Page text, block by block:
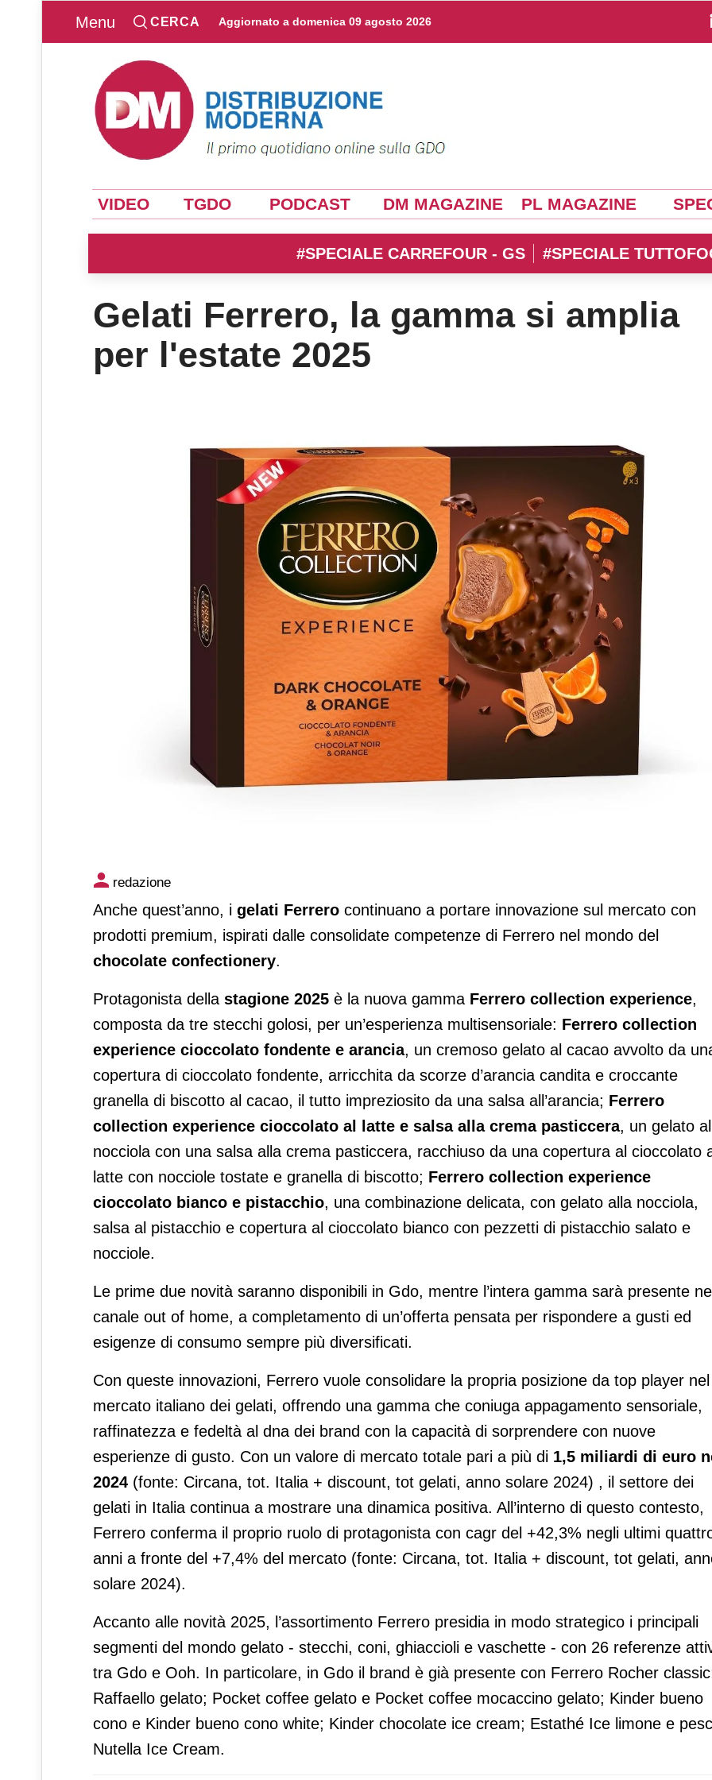
Menu CERCA Aggiornato a domenica 09 agosto 2026
VIDEO TGDO PODCAST DM MAGAZINE PL MAGAZINE
#SPECIALE CARREFOUR - GS #SPECIALE
Gelati Ferrero, la gamma si amplia
per l'estate 2025
Gelati Ferrero, la gamma si amplia per l'estate 2025
redazione
Anche quest’anno, i gelati Ferrero continuano a portare innovazione sul mercato con
prodotti premium, ispirati dalle consolidate competenze di Ferrero nel mondo del
chocolate confectionery.
Protagonista della stagione 2025 è la nuova gamma Ferrero collection experience,
composta da tre stecchi golosi, per un’esperienza multisensoriale: Ferrero collection
experience cioccolato fondente e arancia, un cremoso gelato al cacao avvolto da
copertura di cioccolato fondente, arricchita da scorze d’arancia candita e croccante
granella di biscotto al cacao, il tutto impreziosito da una salsa all’arancia; Ferrero
collection experience cioccolato al latte e salsa alla crema pasticcera, un gelato
nocciola con una salsa alla crema pasticcera, racchiuso da una copertura al cioccolato
latte con nocciole tostate e granella di biscotto; Ferrero collection experience
cioccolato bianco e pistacchio, una combinazione delicata, con gelato alla nocciola,
salsa al pistacchio e copertura al cioccolato bianco con pezzetti di pistacchio salato e
nocciole.
Le prime due novità saranno disponibili in Gdo, mentre l’intera gamma sarà presente nel
canale out of home, a completamento di un’offerta pensata per rispondere a gusti ed
esigenze di consumo sempre più diversificati.
Con queste innovazioni, Ferrero vuole consolidare la propria posizione da top player nel
mercato italiano dei gelati, offrendo una gamma che coniuga appagamento sensoriale,
raffinatezza e fedeltà al dna dei brand con la capacità di sorprendere con nuove
esperienze di gusto. Con un valore di mercato totale pari a più di 1,5 miliardi di euro
2024 (fonte: Circana, tot. Italia + discount, tot gelati, anno solare 2024) , il settore dei
gelati in Italia continua a mostrare una dinamica positiva. All’interno di questo contesto,
Ferrero conferma il proprio ruolo di protagonista con cagr del +42,3% negli ultimi
anni a fronte del +7,4% del mercato (fonte: Circana, tot. Italia + discount, tot gelati,
solare 2024).
Accanto alle novità 2025, l’assortimento Ferrero presidia in modo strategico i principali
segmenti del mondo gelato - stecchi, coni, ghiaccioli e vaschette - con 26 referenze
tra Gdo e Ooh. In particolare, in Gdo il brand è già presente con Ferrero Rocher
Raffaello gelato; Pocket coffee gelato e Pocket coffee mocaccino gelato; Kinder bueno
cono e Kinder bueno cono white; Kinder chocolate ice cream; Estathé Ice limone e
Nutella Ice Cream.